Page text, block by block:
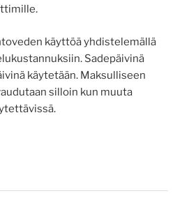
käyttöä yhdistelemällä
Sadepäivinä
käytetään. Maksulliseen
silloin kun muuta